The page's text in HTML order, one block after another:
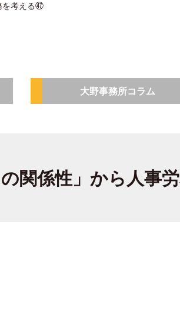
考える㊼
大野事務所コラム
関係性」から人事